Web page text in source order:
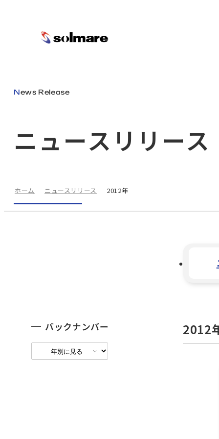
ニュースリリース
News Release
ホーム ニュースリリース 2012年
2012
バックナンバー